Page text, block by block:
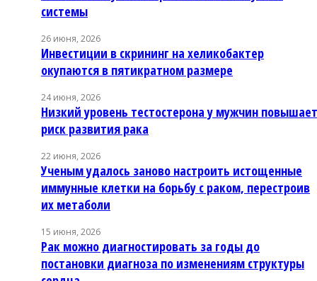
системы
26 июня, 2026
Инвестиции в скрининг на хеликобактер
окупаются в пятикратном размере
24 июня, 2026
Низкий уровень тестостерона у мужчин повышает
риск развития рака
22 июня, 2026
Ученым удалось заново настроить истощенные
иммунные клетки на борьбу с раком, перестроив
их метаболи
15 июня, 2026
Рак можно диагностировать за годы до
постановки диагноза по изменениям структуры